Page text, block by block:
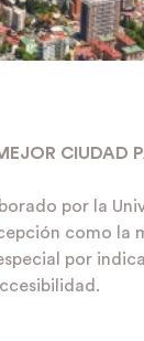
CIUDAD
por la
como la
por